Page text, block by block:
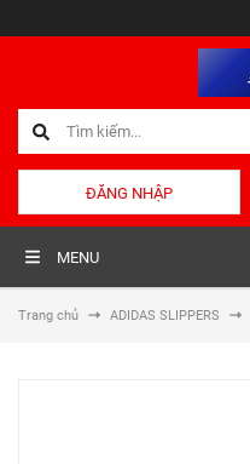
ĐĂNG NHẬP
MENU
Trang chủ ADIDAS SLIPPERS